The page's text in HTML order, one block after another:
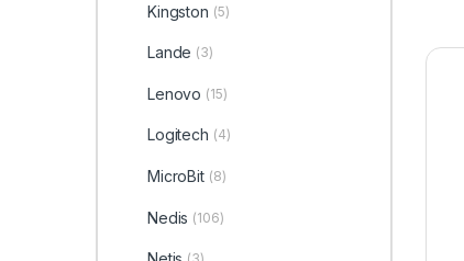
Kingston (5)
Lande (3)
Lenovo (15)
Logitech (4)
MicroBit (8)
Nedis (106)